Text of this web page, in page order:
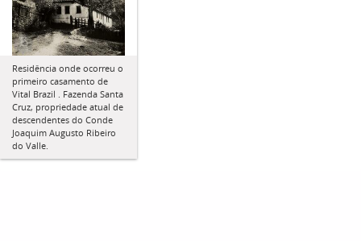
Residência onde ocorreu o
primeiro casamento de
Vital Brazil . Fazenda Santa
Cruz, propriedade atual de
descendentes do Conde
Joaquim Augusto Ribeiro
do Valle.